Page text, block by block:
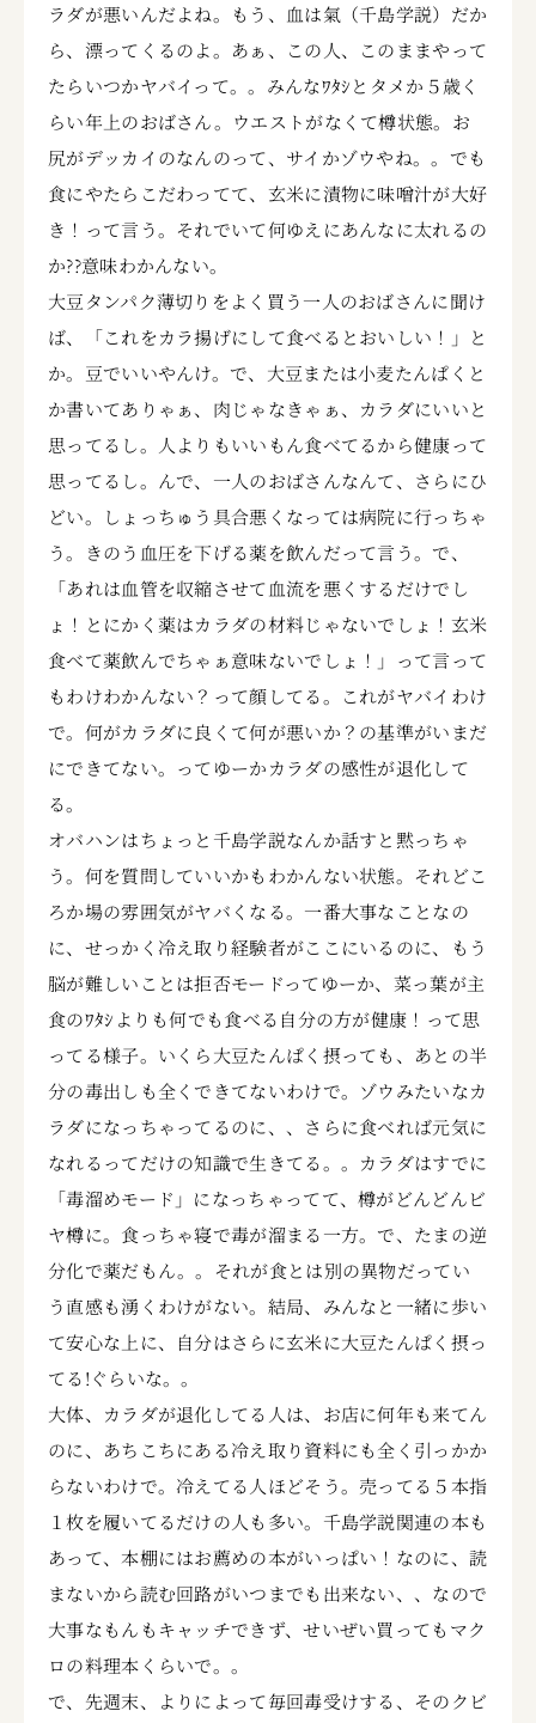
ラダが悪いんだよね。もう、血は氣（千島学説）だか
ら、漂ってくるのよ。あぁ、この人、このままやって
たらいつかヤバイって。。みんなﾜﾀｼとタメか５歳く
らい年上のおばさん。ウエストがなくて樽状態。お
尻がデッカイのなんのって、サイかゾウやね。。でも
食にやたらこだわってて、玄米に漬物に味噌汁が大好
き！って言う。それでいて何ゆえにあんなに太れるの
か??意味わかんない。
大豆タンパク薄切りをよく買う一人のおばさんに聞け
ば、「これをカラ揚げにして食べるとおいしい！」と
か。豆でいいやんけ。で、大豆または小麦たんぱくと
か書いてありゃぁ、肉じゃなきゃぁ、カラダにいいと
思ってるし。人よりもいいもん食べてるから健康って
思ってるし。んで、一人のおばさんなんて、さらにひ
どい。しょっちゅう具合悪くなっては病院に行っちゃ
う。きのう血圧を下げる薬を飲んだって言う。で、
「あれは血管を収縮させて血流を悪くするだけでし
ょ！とにかく薬はカラダの材料じゃないでしょ！玄米
食べて薬飲んでちゃぁ意味ないでしょ！」って言って
もわけわかんない？って顔してる。これがヤバイわけ
で。何がカラダに良くて何が悪いか？の基準がいまだ
にできてない。ってゆーかカラダの感性が退化して
る。
オバハンはちょっと千島学説なんか話すと黙っちゃ
う。何を質問していいかもわかんない状態。それどこ
ろか場の雰囲気がヤバくなる。一番大事なことなの
に、せっかく冷え取り経験者がここにいるのに、もう
脳が難しいことは拒否モードってゆーか、菜っ葉が主
食のﾜﾀｼよりも何でも食べる自分の方が健康！って思
ってる様子。いくら大豆たんぱく摂っても、あとの半
分の毒出しも全くできてないわけで。ゾウみたいなカ
ラダになっちゃってるのに、、さらに食べれば元気に
なれるってだけの知識で生きてる。。カラダはすでに
「毒溜めモード」になっちゃってて、樽がどんどんビ
ヤ樽に。食っちゃ寝で毒が溜まる一方。で、たまの逆
分化で薬だもん。。それが食とは別の異物だってい
う直感も湧くわけがない。結局、みんなと一緒に歩い
て安心な上に、自分はさらに玄米に大豆たんぱく摂っ
てる!ぐらいな。。
大体、カラダが退化してる人は、お店に何年も来てん
のに、あちこちにある冷え取り資料にも全く引っかか
らないわけで。冷えてる人ほどそう。売ってる５本指
１枚を履いてるだけの人も多い。千島学説関連の本も
あって、本棚にはお薦めの本がいっぱい！なのに、読
まないから読む回路がいつまでも出来ない、、なので
大事なもんもキャッチできず、せいぜい買ってもマク
ロの料理本くらいで。。
で、先週末、よりによって毎回毒受けする、そのクビ